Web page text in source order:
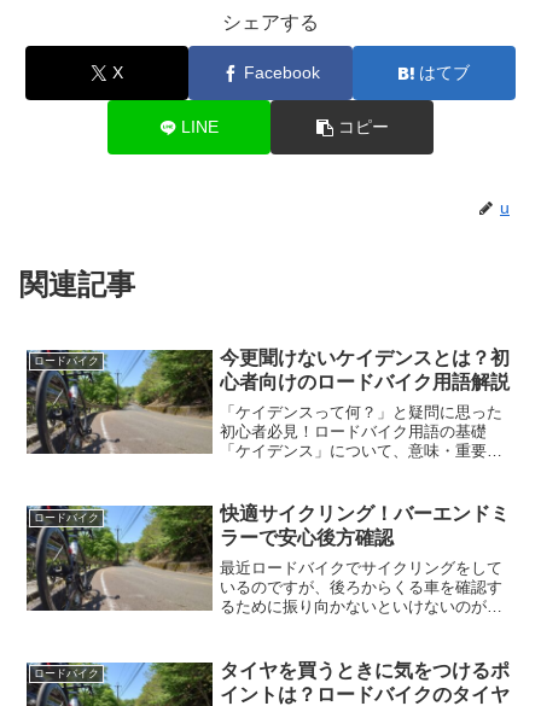
シェアする
X Facebook はてブ
LINE コピー
u
関連記事
ロードバイク
今更聞けないケイデンスとは？初
心者向けのロードバイク用語解説
「ケイデンスって何？」と疑問に思った
初心者必見！ロードバイク用語の基礎
「ケイデンス」について、意味・重要
ロードバイク
快適サイクリング！バーエンドミ
ラーで安心後方確認
最近ロードバイクでサイクリングをして
いるのですが、後ろからくる車を確認す
るために振り向かないといけないのが不
で何度も後ろを確認したりと、なんだか
んだで後ろを振り返ること...
ロードバイク
タイヤを買うときに気をつけるポ
イントは？ロードバイクのタイヤ